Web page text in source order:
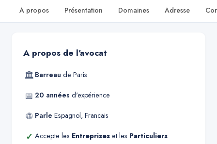
A propos Présentation Domaines Adresse
A propos de l'avocat
🏛 Barreau de Paris
📅 20 années d'expérience
🌐 Parle Espagnol, Francais
✓ Accepte les Entreprises et les Particuliers